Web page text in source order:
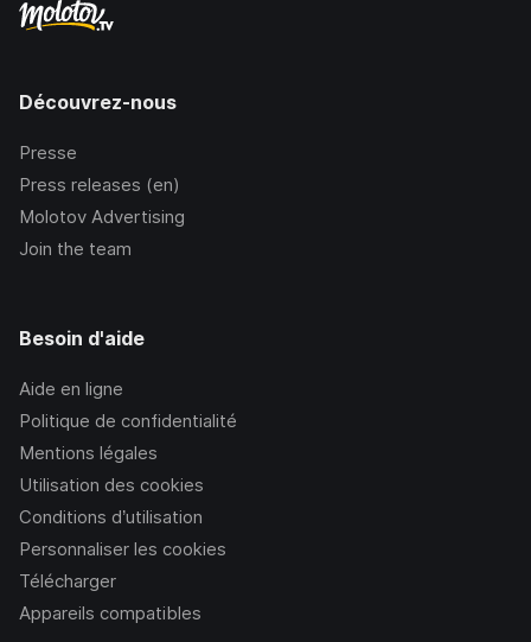
Découvrez-nous
Presse
Press releases (en)
Molotov Advertising
Join the team
Besoin d'aide
Aide en ligne
Politique de confidentialité
Mentions légales
Utilisation des cookies
Conditions d’utilisation
Personnaliser les cookies
Télécharger
Appareils compatibles